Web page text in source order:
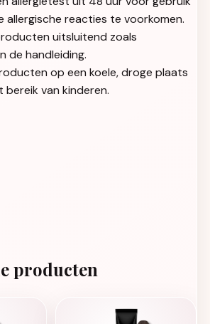
allergische reacties te voorkomen.
uitsluitend zoals
de handleiding.
op een koele, droge plaats
bereik van kinderen.
producten